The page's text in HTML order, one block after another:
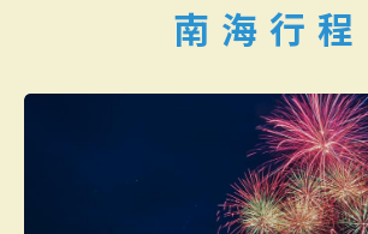
船票優惠
租車專區
南海行程